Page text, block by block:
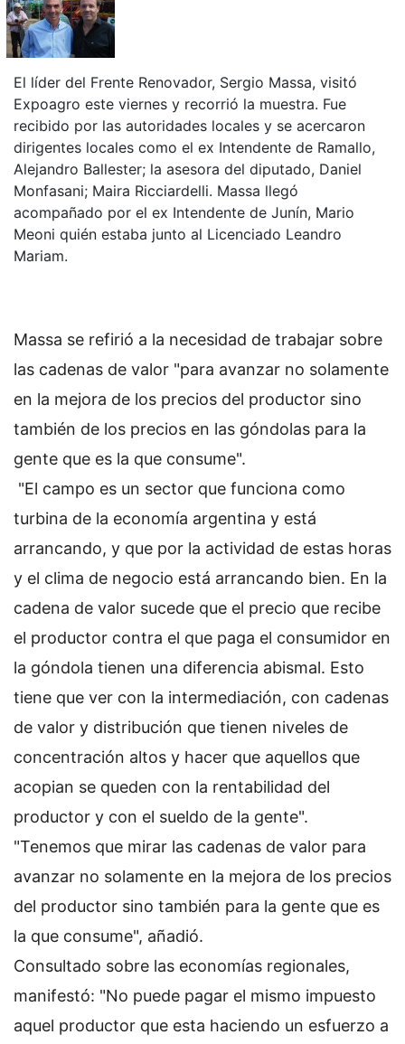
El líder del Frente Renovador, Sergio Massa, visitó
Expoagro este viernes y recorrió la muestra. Fue
recibido por las autoridades locales y se acercaron
dirigentes locales como el ex Intendente de Ramallo,
Alejandro Ballester; la asesora del diputado, Daniel
Monfasani; Maira Ricciardelli. Massa llegó
acompañado por el ex Intendente de Junín, Mario
Meoni quién estaba junto al Licenciado Leandro
Mariam.
Massa se refirió a la necesidad de trabajar sobre
las cadenas de valor "para avanzar no solamente
en la mejora de los precios del productor sino
también de los precios en las góndolas para la
gente que es la que consume".
"El campo es un sector que funciona como
turbina de la economía argentina y está
arrancando, y que por la actividad de estas horas
y el clima de negocio está arrancando bien. En la
cadena de valor sucede que el precio que recibe
el productor contra el que paga el consumidor en
la góndola tienen una diferencia abismal. Esto
tiene que ver con la intermediación, con cadenas
de valor y distribución que tienen niveles de
concentración altos y hacer que aquellos que
acopian se queden con la rentabilidad del
productor y con el sueldo de la gente".
"Tenemos que mirar las cadenas de valor para
avanzar no solamente en la mejora de los precios
del productor sino también para la gente que es
la que consume", añadió.
Consultado sobre las economías regionales,
manifestó: "No puede pagar el mismo impuesto
aquel productor que esta haciendo un esfuerzo a